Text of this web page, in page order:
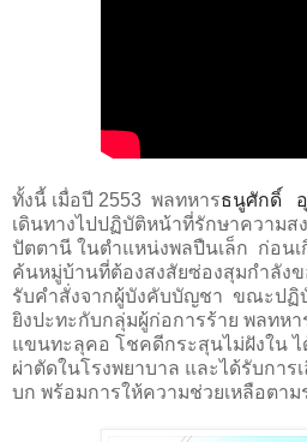
ทั้งนี้ เมื่อปี 2553 พลทหารธนูศักดิ์
เดินทางไปปฏิบัติหน้าที่รักษาความส
ปัตตานี ในตำแหน่งพลปืนเล็ก ก่อนเ
ค้นหมู่บ้านที่ต้องสงสัยซ่องสุมกำลังข
รับคำสั่งจากผู้บังคับบัญชา ขณะปฏิ
ยิงปะทะกับกลุ่มผู้ก่อการร้าย พลทห
แขนทะลุคอ โชคดีกระสุนไม่ฝังใน ไ
ผ่าตัดในโรงพยาบาล และได้รับการ
บก พร้อมการให้ความช่วยเหลือตาม